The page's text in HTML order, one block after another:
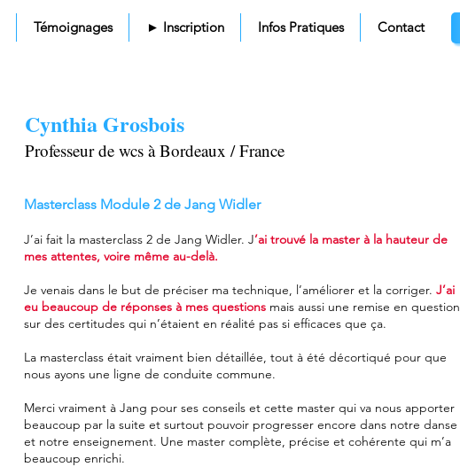
Témoignages ► Inscription Infos Pratiques Contact
Cynthia Grosbois
Professeur de wcs à Bordeaux / France
​Masterclass Module 2 de Jang Widler
J’ai fait la masterclass 2 de Jang Widler. J’ai trouvé la master à la hauteur de
mes attentes, voire même au-delà.
Je venais dans le but de préciser ma technique, l’améliorer et la corriger. J’ai
eu beaucoup de réponses à mes questions mais aussi une remise en question
sur des certitudes qui n’étaient en réalité pas si efficaces que ça.
La masterclass était vraiment bien détaillée, tout à été décortiqué pour que
nous ayons une ligne de conduite commune.
Merci vraiment à Jang pour ses conseils et cette master qui va nous apporter
beaucoup par la suite et surtout pouvoir progresser encore dans notre danse
et notre enseignement. Une master complète, précise et cohérente qui m’a
beaucoup enrichi.